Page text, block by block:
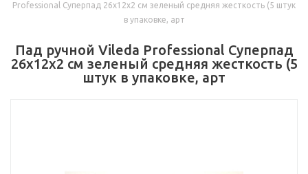
Professional Суперпад 26х12х2 см зеленый средняя жесткость (5 штук
в упаковке, арт
Пад ручной Vileda Professional Суперпад
26х12х2 см зеленый средняя жесткость (5
штук в упаковке, арт